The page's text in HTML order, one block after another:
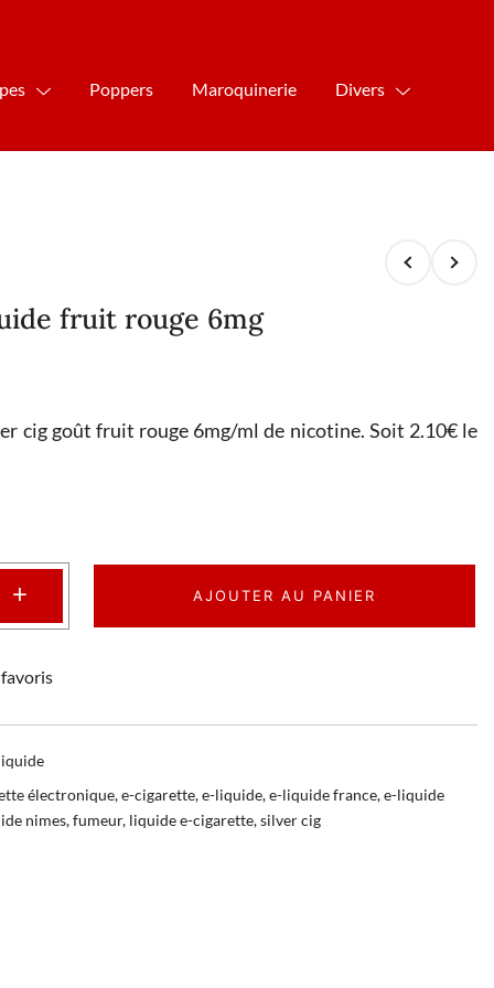
Poppers Maroquinerie Divers
fruit rouge 6mg
cig goût fruit rouge 6mg/ml de nicotine. Soit 2.10€ le
+ AJOUTER AU PANIER
électronique,e-cigarette,e-liquide,e-liquide france,e-liquide
nimes,fumeur, liquide e-cigarette,silver cig